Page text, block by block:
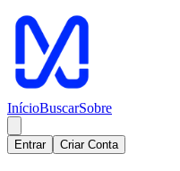
InícioBuscarSobre
Entrar Criar Conta